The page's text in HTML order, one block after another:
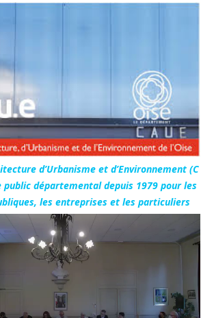
d’Urbanisme et d’Environnement (C
public départemental depuis 1979 pour les
les entreprises et les particuliers